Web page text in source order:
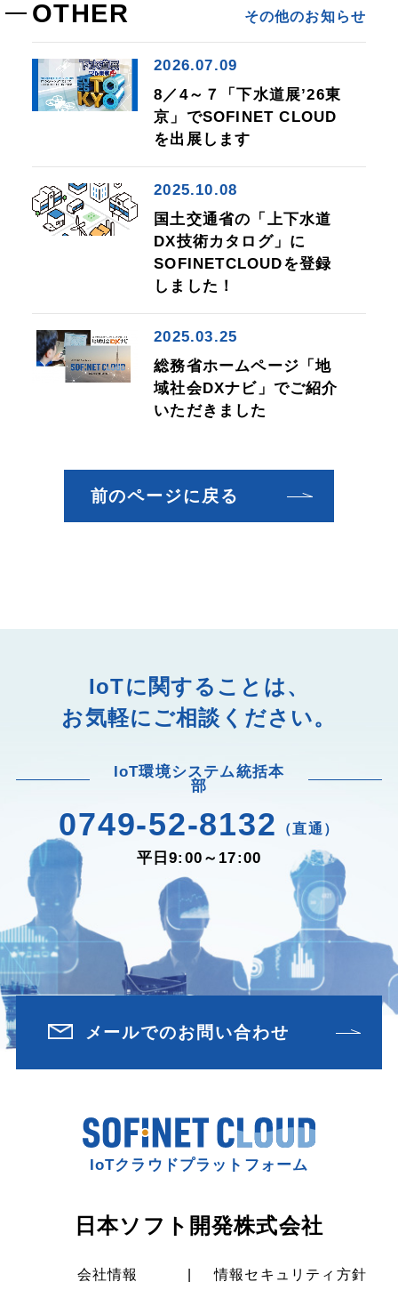
OTHER その他のお知らせ
2026.07.09
8／4～７「下水道展’26東
京」でSOFINET CLOUD
を出展します
2025.10.08
国土交通省の「上下水道
DX技術カタログ」に
SOFINETCLOUDを登録
しました！
2025.03.25
総務省ホームページ「地
域社会DXナビ」でご紹介
いただきました
前のページに戻る
IoTに関することは、
お気軽にご相談ください。
IoT環境システム統括本
部
0749-52-8132 （直通）
平日9:00～17:00
メールでのお問い合わせ
IoTクラウドプラットフォーム
日本ソフト開発株式会社
会社情報 情報セキュリティ方針